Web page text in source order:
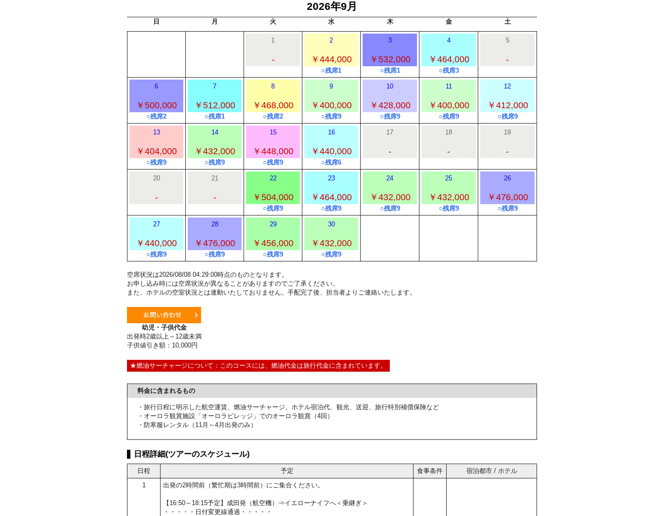
2026年9月
日 月 火 水 木 金 土
1
-
2
￥444,000
○残席1
3
￥532,000
○残席1
4
￥464,000
○残席3
5
-
6
￥500,000
○残席2
7
￥512,000
○残席1
8
￥468,000
○残席2
9
￥400,000
○残席9
10
￥428,000
○残席9
11
￥400,000
○残席9
12
￥412,000
○残席9
13
￥404,000
○残席9
14
￥432,000
○残席9
15
￥448,000
○残席9
16
￥440,000
○残席6
17
-
18
-
19
-
20
-
21
-
22
￥504,000
○残席9
23
￥464,000
○残席9
24
￥432,000
○残席9
25
￥432,000
○残席9
26
￥476,000
○残席9
27
￥440,000
○残席9
28
￥476,000
○残席9
29
￥456,000
○残席9
30
￥432,000
○残席9
空席状況は2026/08/08 04:29:00時点のものとなります。
お申し込み時には空席状況が異なることがありますのでご了承ください。
また、ホテルの空室状況とは連動いたしておりません。手配完了後、担当者よりご連絡いたします。
幼児・子供代金
出発時2歳以上～12歳未満
子供値引き額：10,000円
★燃油サーチャージについて：このコースには、燃油代金は旅行代金に含まれています。
料金に含まれるもの
・旅行日程に明示した航空運賃、燃油サーチャージ、ホテル宿泊代、観光、送迎、旅行特別補償保険など
・オーロラ観賞施設「オーロラビレッジ」でのオーロラ観賞（4回）
・防寒服レンタル（11月～4月出発のみ）
日程詳細(ツアーのスケジュール)
日程 予定 食事条件
宿泊都市 / ホテル
1
出発の2時間前（繁忙期は3時間前）にご集合ください。
【16:50～18:15予定】成田発（航空機）⇒イエローナイフへ＜乗継ぎ＞
・・・・・日付変更線通過・・・・・